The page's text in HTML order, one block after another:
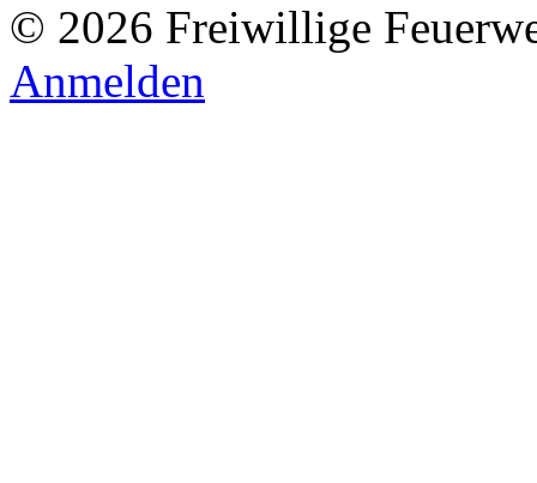
© 2026 Freiwillige
Anmelden